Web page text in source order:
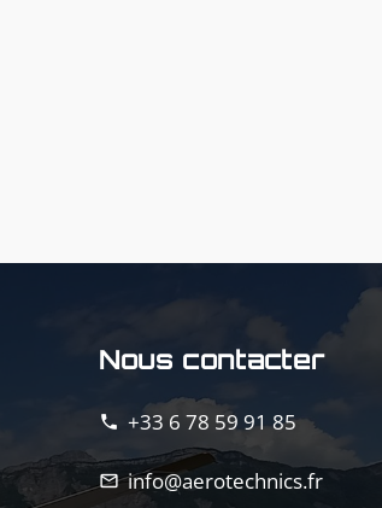
Nous contacter
phone +33 6 78 59 91 85
mail_outline info@aerotechnics.fr